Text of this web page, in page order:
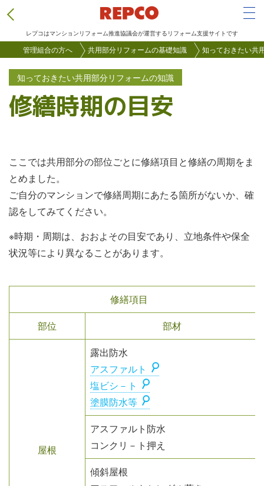
イ
ン
動
レプコはマンションリフォーム推進協議会が運営するリフォーム支援サイトです
管理組合の方へ 共用部分リフォームの基礎知識 知っておきたい共
知っておきたい共用部分リフォームの知識
修繕時期の目安
ここでは共用部分の部位ごとに修繕項目と修繕の周期をま
とめました。
ご自分のマンションで修繕周期にあたる箇所がないか、確
認をしてみてください。
※時期・周期は、おおよその目安であり、立地条件や保全
状況等により異なることがあります。
修繕項目
部位
部材
屋根
露出防水
アスファルト
塩ビシ－ト
塗膜防水等
アスファルト防水
コンクリ－ト押え
傾斜屋根